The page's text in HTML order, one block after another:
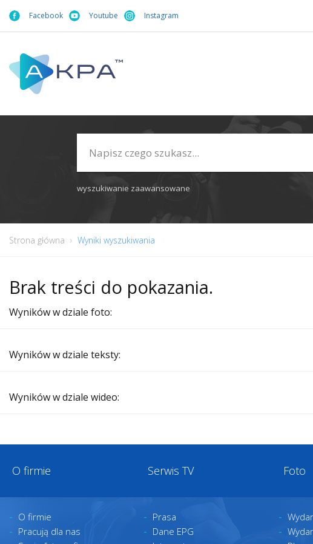
Facebook Youtube Instagram
wyszukiwanie zaawansowane
Strona główna Wyniki wyszukiwania
Brak treści do pokazania.
Wyników w dziale foto:
Wyników w dziale teksty:
Wyników w dziale wideo:
O firmie Serwis TV Foto
O firmie
Pracują dla nas
Prasa
Dane EPG